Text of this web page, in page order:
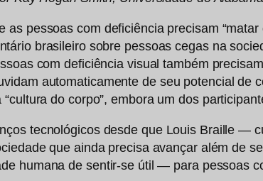
as pessoas com deficiência precisam
brasileiro sobre pessoas cegas na
com deficiência visual também
automaticamente de seu potencial de
do corpo”, embora um dos
tecnológicos desde que Louis Braille —
que ainda precisa avançar além de
humana de sentir-se útil — para pessoas